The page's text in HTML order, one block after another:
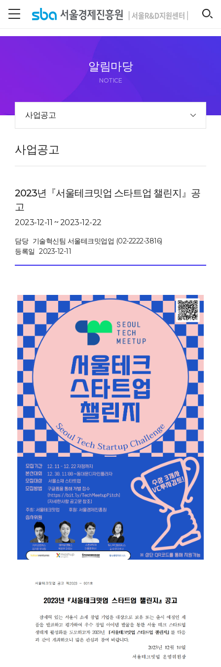
알림마당
NOTICE
사업공고
사업공고
2023년『서울테크밋업 스타트업 챌린지』공
고
2023-12-11 ~ 2023-12-22
담당 기술혁신팀 서울테크밋업업 (02-2222-3816)
등록일 2023-12-11